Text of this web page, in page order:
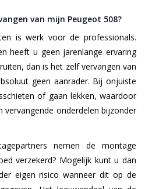
van mijn Peugeot 508?
is werk voor de professionals.
heeft u geen jarenlange ervaring
dan is het zelf vervangen van
geen aanrader. Bij onjuiste
of gaan lekken, waardoor
onderdelen bijzonder
nemen de montage
verzekerd? Mogelijk kunt u dan
eigen risico wanneer dit op de